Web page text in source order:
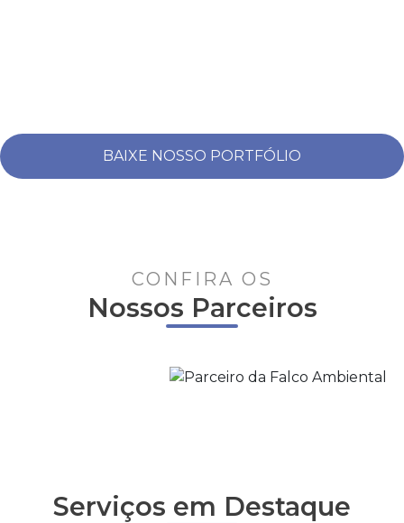
BAIXE NOSSO PORTFÓLIO
CONFIRA OS
Nossos Parceiros
Serviços em Destaque